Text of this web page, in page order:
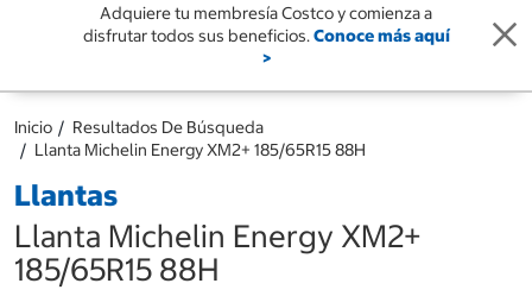
Adquiere tu membresía Costco y comienza a
disfrutar todos sus beneficios.Conoce más aquí
>
Inicio
Resultados De Búsqueda
Llanta Michelin Energy XM2+ 185/65R15 88H
Llantas
Llanta Michelin Energy XM2+
185/65R15 88H